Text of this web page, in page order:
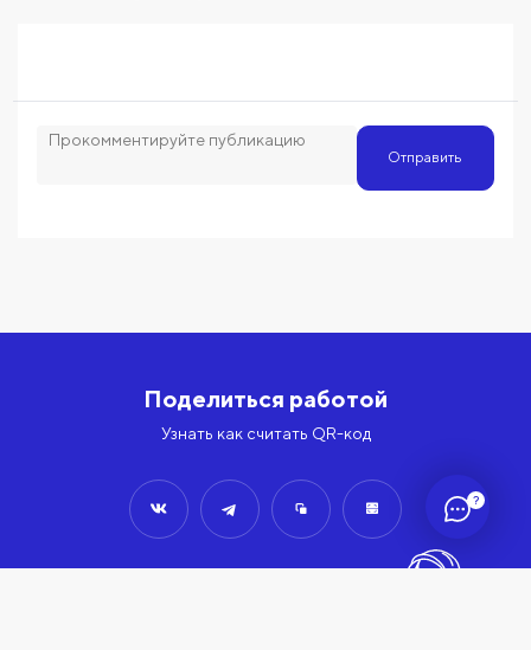
?
Отправить
Поделиться работой
Узнать как считать QR-код